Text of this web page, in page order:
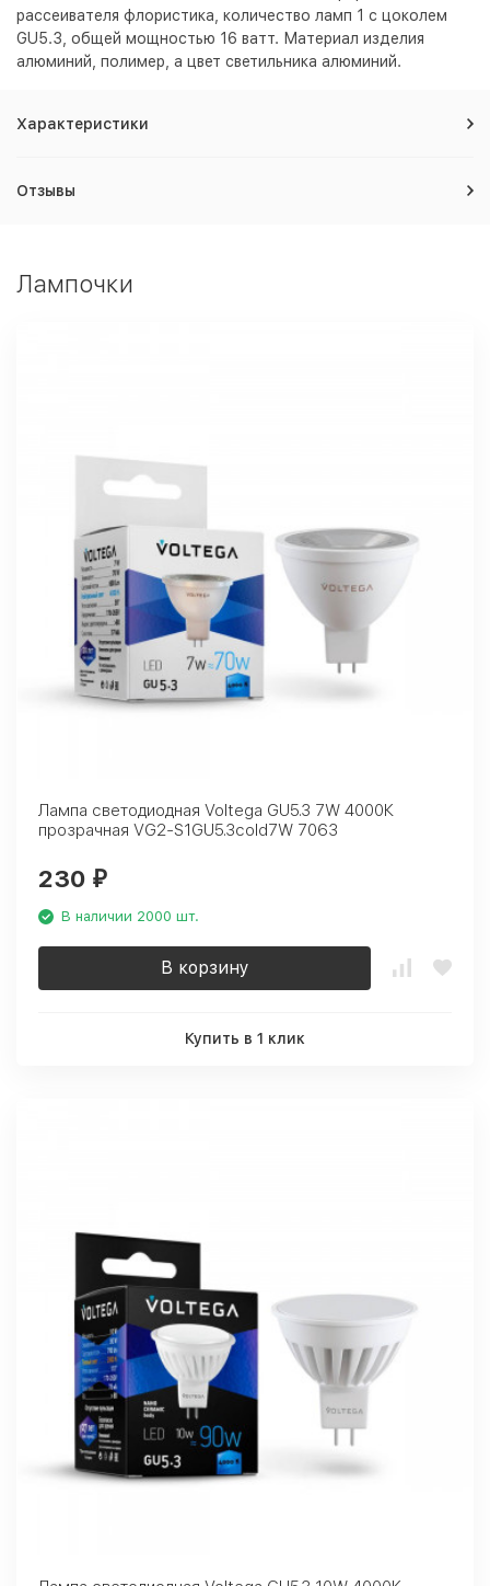
рассеивателя флористика, количество ламп 1 с цоколем
GU5.3, общей мощностью 16 ватт. Материал изделия
алюминий, полимер, а цвет светильника алюминий.
Характеристики
Отзывы
Лампочки
Лампа светодиодная Voltega GU5.3 7W 4000К
прозрачная VG2-S1GU5.3cold7W 7063
230 ₽
В наличии 2000 шт.
В корзину
Купить в 1 клик